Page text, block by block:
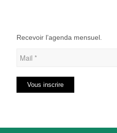
Recevoir l’agenda mensuel.